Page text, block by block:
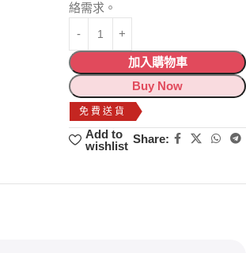
絡需求。
加入購物車
Buy Now
免費送貨
Add to
wishlist
Share: